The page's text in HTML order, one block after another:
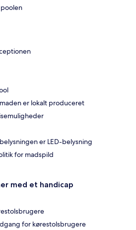
er lokalt produceret
er LED-belysning
for madspild
med et handicap
for kørestolsbrugere